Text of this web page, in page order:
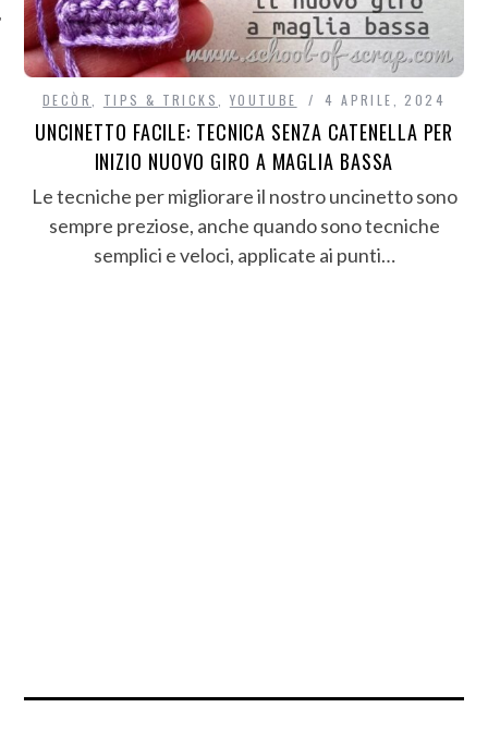
DECÒR, TIPS & TRICKS, YOUTUBE 4 APRILE, 2024
UNCINETTO FACILE: TECNICA SENZA CATENELLA PER
INIZIO NUOVO GIRO A MAGLIA BASSA
Le tecniche per migliorare il nostro uncinetto sono
sempre preziose, anche quando sono tecniche
semplici e veloci, applicate ai punti…